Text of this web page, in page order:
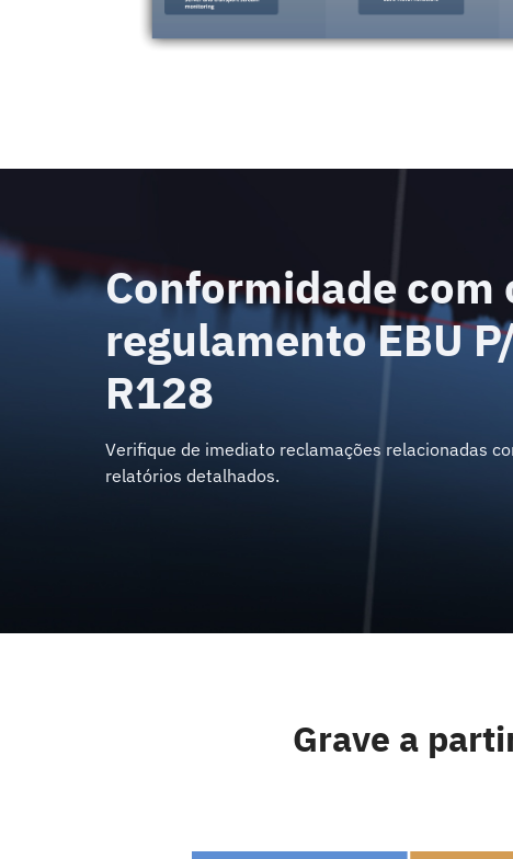
Conformidade com
regulamento EBU
R128
Verifique de imediato reclamações relacionadas
relatórios detalhados.
Grave a